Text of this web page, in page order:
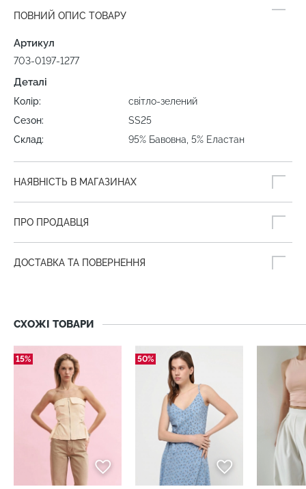
ПОВНИЙ ОПИС ТОВАРУ
Артикул
703-0197-1277
Деталі
Колір:
світло-зелений
Сезон:
SS25
Склад:
95% Бавовна, 5% Еластан
НАЯВНІСТЬ В МАГАЗИНАХ
ПРО ПРОДАВЦЯ
ДОСТАВКА ТА ПОВЕРНЕННЯ
СХОЖІ ТОВАРИ
15% 50%